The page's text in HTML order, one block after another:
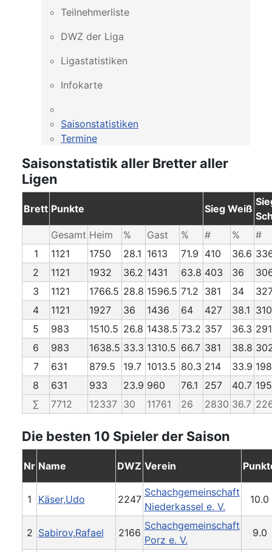
Teilnehmerliste
DWZ der Liga
Ligastatistiken
Infokarte
Saisonstatistiken
Termine
Saisonstatistik aller Bretter aller
Ligen
Brett Punkte Sieg Weiß
Gesamt Heim % Gast % # %
#
1
1121 1750 28.1 1613 71.9 410 36.6
2
1121 1932 36.2 1431 63.8 403 36
3
1121 1766.5 28.8 1596.5 71.2 381 34
4
1121 1927 36 1436 64 427 38.1 310
5
983 1510.5 26.8 1438.5 73.2 357 36.3 291
6
983 1638.5 33.3 1310.5 66.7 381 38.8
7
631 879.5 19.7 1013.5 80.3 214 33.9 198
8
631 933 23.9 960 76.1 257 40.7 195
∑
7712 12337 30 11761 26 2830 36.7
Die besten 10 Spieler der Saison
Nr Name DWZ Verein
1 Käser,Udo 2247
Schachgemeinschaft
Niederkassel e. V.
10.0
2 Sabirov,Rafael 2166
Schachgemeinschaft
Porz e. V.
9.0